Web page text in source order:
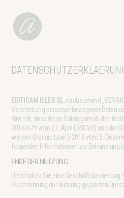
EDIFICAM ILLES SL, nachstehend
Verarbeitung personenbezogener Daten
ihm mit, dass diese Daten gemäß den
2016/679 vom 27. April (DSGVO) und der
werden Organic Law 3/2018 vom 5.
folgenden Informationen zur Behandlung
ENDE DER NUTZUNG
Unterhalten Sie eine Geschäftsbeziehung
Durchführung der Nutzung geplanten